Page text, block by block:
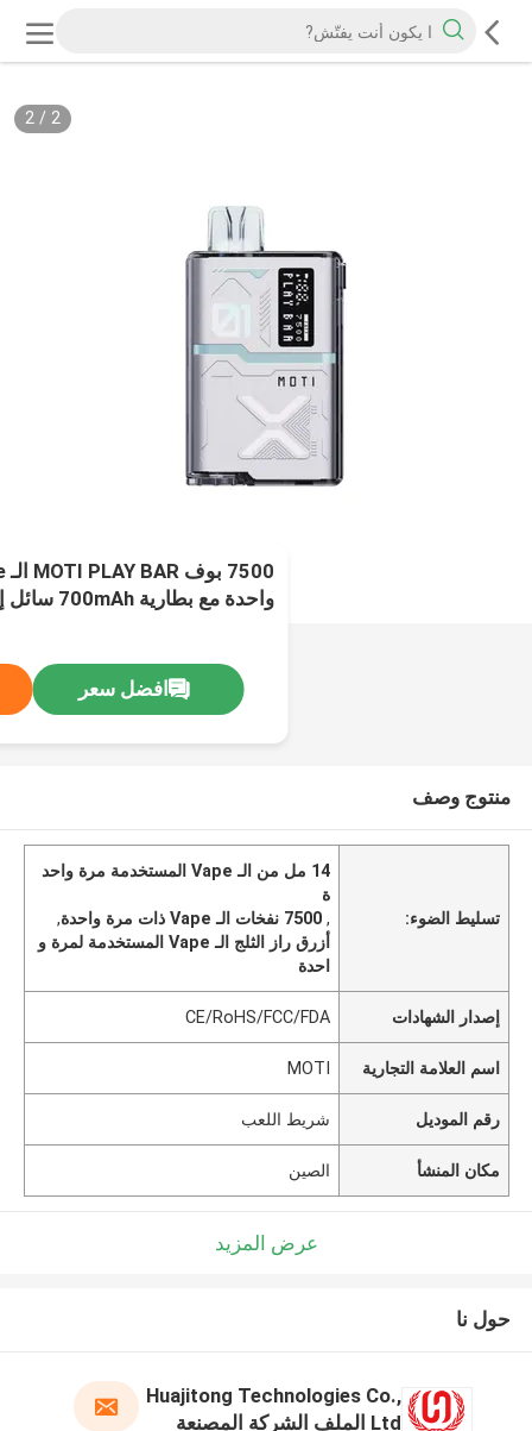
2
/
2
افضل سعر
منتوج وصف
تسليط الضوء:
14 مل من الـ Vape المستخدمة مرة واحد
ة
,7500 نفخات الـ Vape ذات مرة واحدة
,
أزرق راز الثلج الـ Vape المستخدمة لمرة و
احدة
إصدار الشهادات CE/RoHS/FCC/FDA
اسم العلامة التجارية MOTI
رقم الموديل شريط اللعب
مكان المنشأ الصين
عرض المزيد
حول نا
Huajitong Technologies Co.,
Ltd الملف الشركة المصنعة